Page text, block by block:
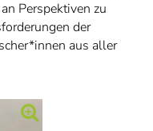
Perspektiven zu
der
aus aller